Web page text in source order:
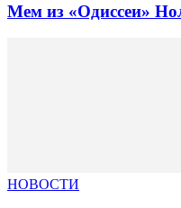
Мем из «Одиссеи»
НОВОСТИ